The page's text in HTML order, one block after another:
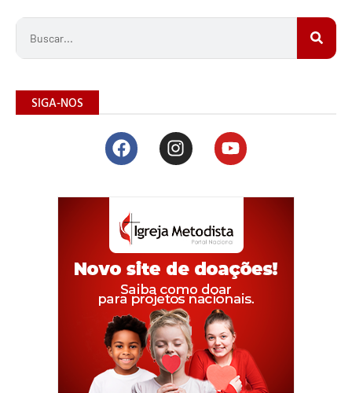
SIGA-NOS